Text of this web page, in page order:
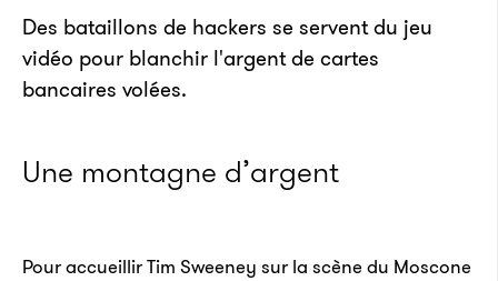
Des bataillons de hackers se servent du jeu
vidéo pour blanchir l'argent de cartes
bancaires volées.
Une montagne d’argent
Pour accueillir Tim Sweeney sur la scène du Moscone